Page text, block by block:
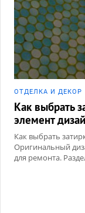
ОТДЕЛКА И ДЕКОР
Как выбрать
элемент
Как выбрать
Оригинальный
для ремонта.